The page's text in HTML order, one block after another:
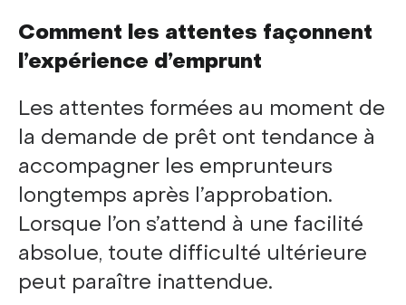
Comment les attentes façonnent
l’expérience d’emprunt
Les attentes formées au moment de
la demande de prêt ont tendance à
accompagner les emprunteurs
longtemps après l’approbation.
Lorsque l’on s’attend à une facilité
absolue, toute difficulté ultérieure
peut paraître inattendue.